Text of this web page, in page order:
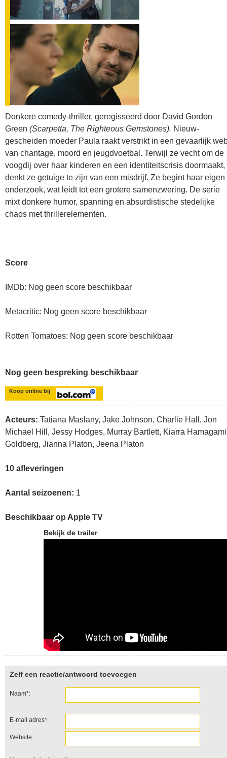
Donkere comedy-thriller, geregisseerd door David Gordon
Green (Scarpetta, The Righteous Gemstones). Nieuw-
gescheiden moeder Paula raakt verstrikt in een gevaarlijk
van chantage, moord en jeugdvoetbal. Terwijl ze vecht om de
voogdij over haar kinderen en een identiteitscrisis doormaakt,
denkt ze getuige te zijn van een misdrijf. Ze begint haar eigen
onderzoek, wat leidt tot een grotere samenzwering. De serie
mixt donkere humor, spanning en absurdistische stedelijke
chaos met thrillerelementen.
Score
IMDb: Nog geen score beschikbaar
Metacritic: Nog geen score beschikbaar
Rotten Tomatoes: Nog geen score beschikbaar
Nog geen bespreking beschikbaar
Koop online bij
Acteurs: Tatiana Maslany, Jake Johnson, Charlie Hall, Jon
Michael Hill, Jessy Hodges, Murray Bartlett, Kiarra Hamagami
Goldberg, Jianna Platon, Jeena Platon
10 afleveringen
Aantal seizoenen: 1
Beschikbaar op Apple TV
Bekijk de trailer
Zelf een reactie/antwoord toevoegen
Naam*:
E-mail adres*:
Website: